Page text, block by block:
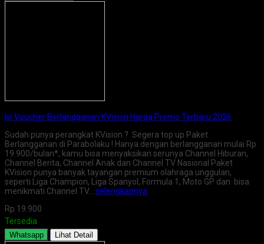
Isi Voucher Berlangganan KVision Harga Promo Terbaru 2026
Sudah punya perangkat KVision ? Segera top up Paket
Berlangganan di Parabolaku ! Hanya dengan berlangganan mulai Rp
19.900/bulan*, kamu bisa menyaksikan serunya Channel Hiburan,
Channel Berita, Channel Anak dan Channel TV Nasional Paket
KVision punya banyak tayangan premium olahraga unggulan,
seperti Liga Champion, Liga Spanyol, Formula 1, Moto GP dan bisa
menikmati Channel TV… selengkapnya
Rp 19.900
Tersedia
Whatsapp Lihat Detail